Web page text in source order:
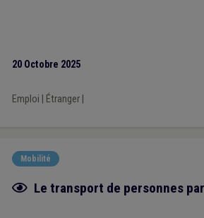
20 Octobre 2025
Emploi Étranger|
Mobilité
Fiche focus
Le transport de personnes